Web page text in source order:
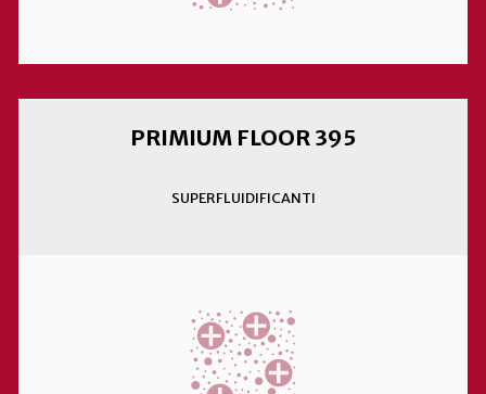
PRIMIUM FLOOR 395
SUPERFLUIDIFICANTI